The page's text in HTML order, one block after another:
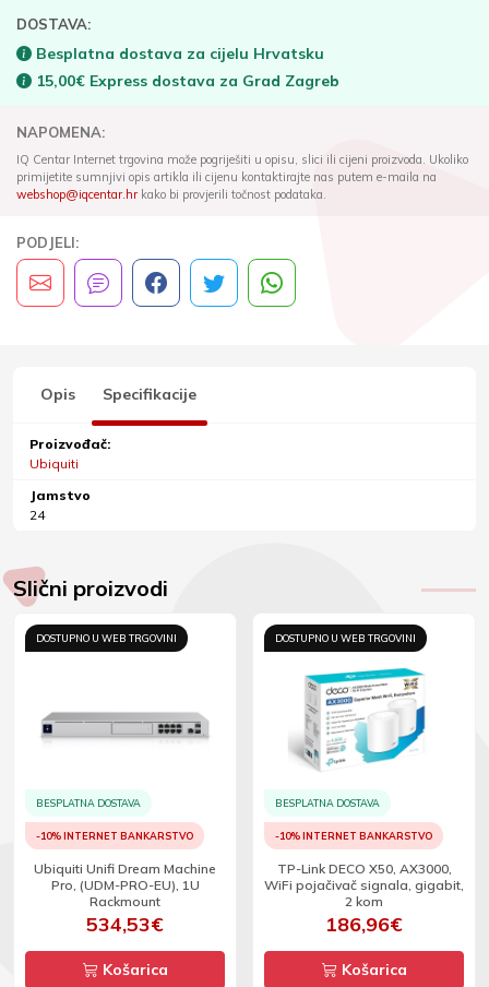
DOSTAVA:
Besplatna dostava za cijelu Hrvatsku
15,00€ Express dostava za Grad Zagreb
NAPOMENA:
IQ Centar Internet trgovina može pogriješiti u opisu, slici ili cijeni proizvoda. Ukoliko
primijetite sumnjivi opis artikla ili cijenu kontaktirajte nas putem e-maila na
webshop@iqcentar.hrkako bi provjerili točnost podataka.
PODJELI:
Opis Specifikacije
Proizvođač:
Ubiquiti
Jamstvo
24
Slični proizvodi
DOSTUPNO U WEB TRGOVINI
BESPLATNA DOSTAVA
-10% INTERNET BANKARSTVO
Ubiquiti Unifi Dream Machine
Pro, (UDM-PRO-EU), 1U
Rackmount
534,53€
Košarica
DOSTUPNO U WEB TRGOVINI
BESPLATNA DOSTAVA
-10% INTERNET BANKARSTVO
TP-Link DECO X50, AX3000,
WiFi pojačivač signala, gigabit,
2 kom
186,96€
Košarica